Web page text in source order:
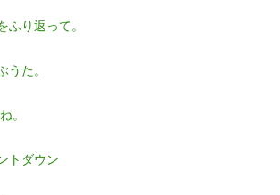
ふり返って。
うた。
。
トダウン